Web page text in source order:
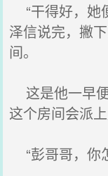
“干得好，她
泽信说完，撇
间。
这是他一早
这个房间会派
“彭哥哥，你